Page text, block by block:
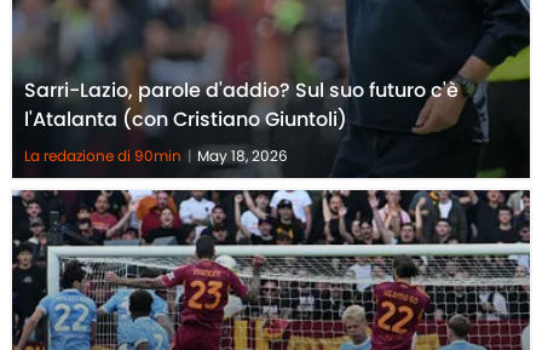
Sarri-Lazio, parole d'addio? Sul suo futuro c'è
l'Atalanta (con Cristiano Giuntoli)
La redazione di 90min | May 18, 2026